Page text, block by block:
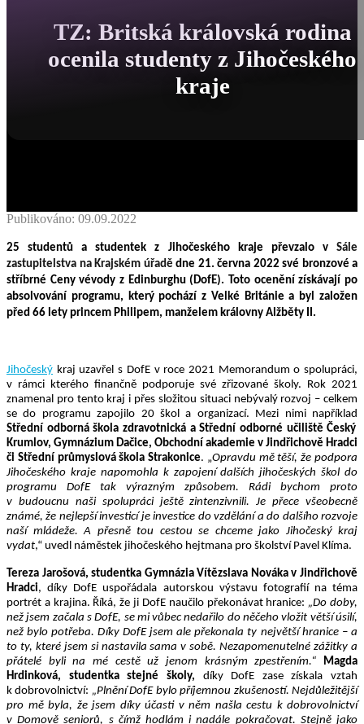
TZ: Britská královská rodina
ocenila studenty z Jihočeského
kraje
Publikováno: 09.09.2022
25 studentů a studentek z Jihočeského kraje převzalo v Sále
zastupitelstva na Krajském úřadě dne 21. června 2022 své bronzové a
stříbrné Ceny vévody z Edinburghu (DofE). Toto ocenění získávají po
absolvování programu, který pochází z Velké Británie a byl založen
před 66 lety princem Philipem, manželem královny Alžběty II.
Jihočeský kraj uzavřel s DofEv roce 2021 Memorandum o spolupráci,
v rámci kterého finančně podporuje své zřizované školy. Rok 2021
znamenal pro tento kraj i přes složitou situaci nebývalý rozvoj – celkem
se do programu zapojilo 20 škol a organizací. Mezi nimi například
Střední odborná škola zdravotnická a Střední odborné učiliště Český
Krumlov, Gymnázium Dačice, Obchodní akademie v Jindřichově Hradci
či Střední průmyslová škola Strakonice. „Opravdu mě těší, že podpora
Jihočeského kraje napomohla k zapojení dalších jihočeských škol do
programu DofE tak výrazným způsobem. Rádi bychom proto
v budoucnu naši spolupráci ještě zintenzivnili. Je přece všeobecně
známé, že nejlepší investicí je investice do vzdělání a do dalšího rozvoje
naší mládeže. A přesně tou cestou se chceme jako Jihočeský kraj
vydat,“ uvedl náměstek jihočeského hejtmana pro školství Pavel Klíma.
Tereza Jarošová, studentka Gymnázia Vítězslava Nováka v Jindřichově
Hradci, díky DofE uspořádala autorskou výstavu fotografií na téma
portrét a krajina. Říká, že ji DofE naučilo překonávat hranice: „Do doby,
než jsem začala s DofE, se mi vůbec nedařilo do něčeho vložit větší úsilí,
než bylo potřeba. Díky DofE jsem ale překonala ty největší hranice – a
to ty, které jsem si nastavila sama v sobě. Nezapomenutelné zážitky a
přátelé byli na mé cestě už jenom krásným zpestřením.“ Magda
Hrdinková, studentka stejné školy, díky DofE zase získala vztah
k dobrovolnictví: „Plnění DofE bylo příjemnou zkušeností. Nejdůležitější
pro mě byla, že jsem díky účasti v něm našla cestu k dobrovolnictví
v Domově seniorů, s čímž hodlám i nadále pokračovat. Stejně jako